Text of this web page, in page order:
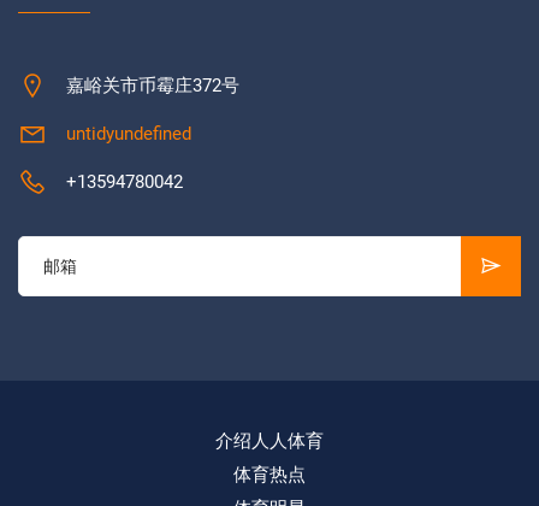
嘉峪关市币霉庄372号
untidyundefined
+13594780042
介绍人人体育
体育热点